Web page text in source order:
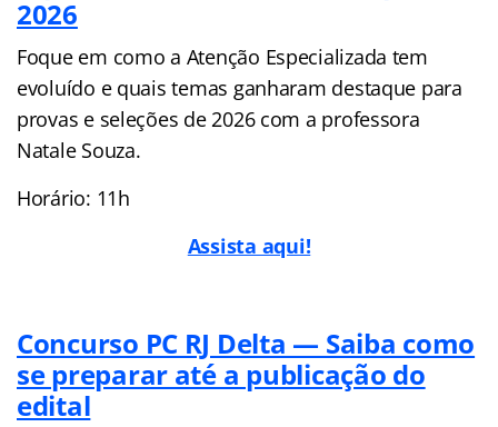
2026
Foque em como a Atenção Especializada tem
evoluído e quais temas ganharam destaque para
provas e seleções de 2026 com a professora
Natale Souza.
Horário: 11h
Assista aqui!
Concurso PC RJ Delta — Saiba como
se preparar até a publicação do
edital